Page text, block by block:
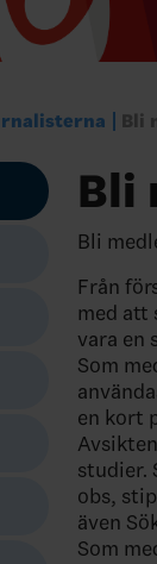
Bli
Bli
Bli
Från
med att
vara en
Som
en kort
studier.
obs,
även
Som